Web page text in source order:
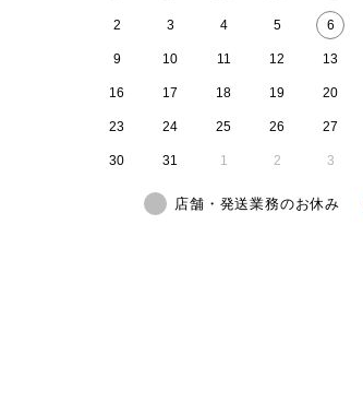
2 3 4 5 6
9 10 11 12 13
16 17 18 19 20
23 24 25 26 27
30 31 1 2 3
店舗・発送業務のお休み